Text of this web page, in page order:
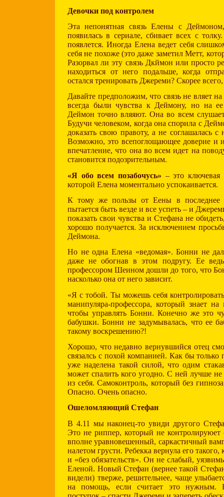
Девочки под контролем
Эта непонятная связь Елены с
появилась в сериале, сбивает всех с
появлется. Иногда Елена ведет себя
себя не похоже (это даже заметил Метт,
Разорвал ли эту связь Дкймон или просто
находиться от него подальше, когда
остался тренировать Джереми? Скорее всего,
Давайте предположим, что связь не вляет
всегда были чувства к Деймону, но на
Деймон точно вляяют. Она во всем
Будучи человеком, когда она спорила с
доказать свою правоту, а не соглашалась
Возможно, это всепоглощающее доверие и
впечатление, что она во всем идет на
становится подозрительным.
«Я обо всем позабочусь» – это ключевая
которой Елена моментально успокаивается.
К тому же пользы от Еены в последнее
пытается быть везде и все успеть – и
показать свои чувства и Стефана не
хорошо получается. За исключением
Деймона.
Но не одна Елена «ведомая». Бонни не
даже не обогнав в этом подругу. Ее
профессором Шеином дошли до того, что
насколько она от него зависит.
«Я с тобой. Ты можешь себя
манипуляра-профессора, который знает на
чтобы управлять Бонни. Конечно же это
бабушки. Бонни не задумывалась, что ее
такому воскрешению?!
Хорошо, что недавно вернувшийся отец
связалсь с похой компанией. Как бы
уже наделена такой силой, что одим
может спалить кого угодно. С ней лучше
из себя. Самоконтроль, который без
Опасно. Очень опасно.
Ошеломляющий Стефан
В 4.11 мы наконец-то увиди другого
Это не риппер, который не
вполне уравновешенный, саркастичный
налетом грусти. Ребекка вернула его такого,
и «без обязательств». Он не слабый,
Еленой. Новый Стефан (вернее такой
видели) тверже, решительнее, чаще
на помощь, если считает это нужным.